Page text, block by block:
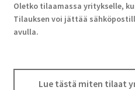
Oletko tilaamassa yritykselle,
Tilauksen voi jättää
avulla.
Lue tästä miten tilaat